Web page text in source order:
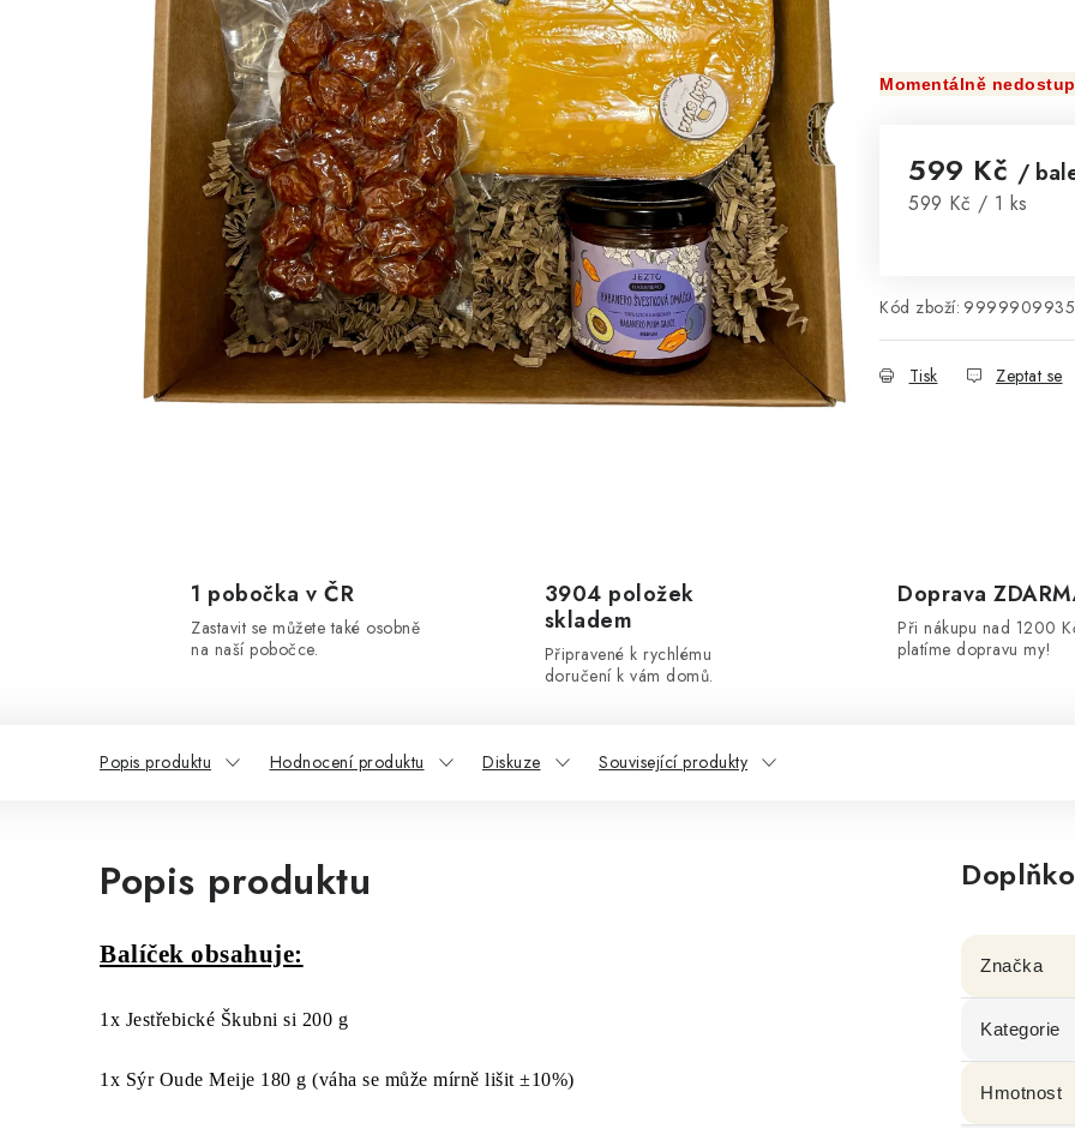
Momentálně
599 Kč /
Měrná cena:
599 Kč / 1 ks
Kód zboží: 9999909935
Tisk Zeptat se
1 pobočka v ČR
Zastavit se můžete také osobně
na naší pobočce.
3904 položek
skladem
Připravené k rychlému
doručení k vám domů.
Doprava
Při nákupu nad 1200
platíme dopravu my!
Popis produktu Hodnocení produktu Diskuze Související produkty
Popis produktu
Balíček obsahuje:
1x Jestřebické Škubni si 200 g
1x Sýr Oude Meije 180 g (váha se může mírně lišit ±10%)
Značka
Kategorie
Hmotnost